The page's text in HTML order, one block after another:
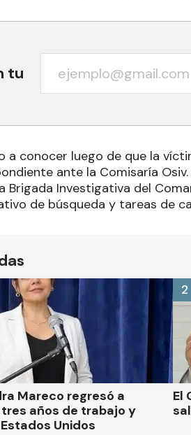
tu
a conocer luego de que la
ante la Comisaría
Brigada Investigativa del
de búsqueda y tareas de
Mareco regresó a
años de trabajo y
Unidos
El
2